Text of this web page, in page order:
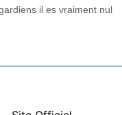
il es vraiment nul